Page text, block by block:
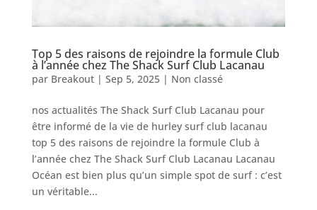
Top 5 des raisons de rejoindre la formule Club
à l’année chez The Shack Surf Club Lacanau
par Breakout| Sep 5, 2025| Non classé
nos actualités The Shack Surf Club Lacanau pour
être informé de la vie de hurley surf club lacanau
top 5 des raisons de rejoindre la formule Club à
l’année chez The Shack Surf Club Lacanau Lacanau
Océan est bien plus qu’un simple spot de surf : c’est
un véritable...